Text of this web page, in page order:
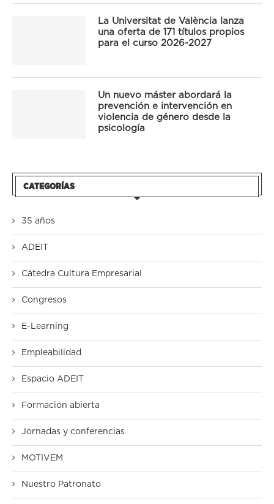
La Universitat de València lanza
una oferta de 171 títulos propios
para el curso 2026-2027
Un nuevo máster abordará la
prevención e intervención en
violencia de género desde la
psicología
CATEGORÍAS
35 años
ADEIT
Cátedra Cultura Empresarial
Congresos
E-Learning
Empleabilidad
Espacio ADEIT
Formación abierta
Jornadas y conferencias
MOTIVEM
Nuestro Patronato